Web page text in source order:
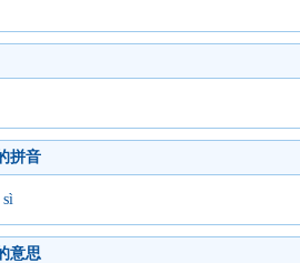
拼音
sì
意思